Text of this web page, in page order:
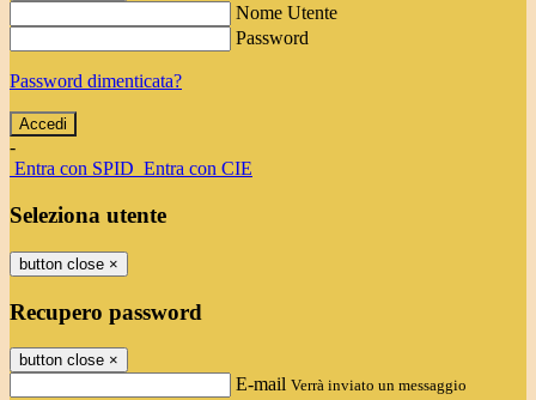
Nome Utente
Password
Password dimenticata?
-
Entra con SPID Entra con CIE
Seleziona utente
button close ×
Recupero password
button close ×
E-mail Verrà inviato un messaggio